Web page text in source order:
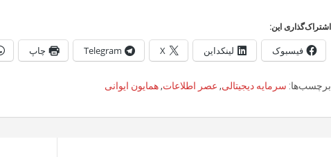
اشتراک‌گذاری این:
فیسبوک لینکداین X
Telegram چاپ
برچسب‌ها: سرمایه‌ دیجیتالی, عصر اطلاعات,همایون ایوانی